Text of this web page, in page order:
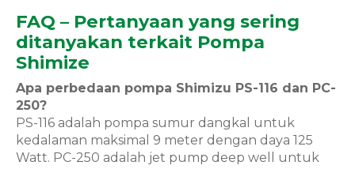
FAQ – Pertanyaan yang sering
ditanyakan terkait Pompa
Shimize
Apa perbedaan pompa Shimizu PS-116 dan PC-
250?
PS-116 adalah pompa sumur dangkal untuk
kedalaman maksimal 9 meter dengan daya 125
Watt. PC-250 adalah jet pump deep well untuk